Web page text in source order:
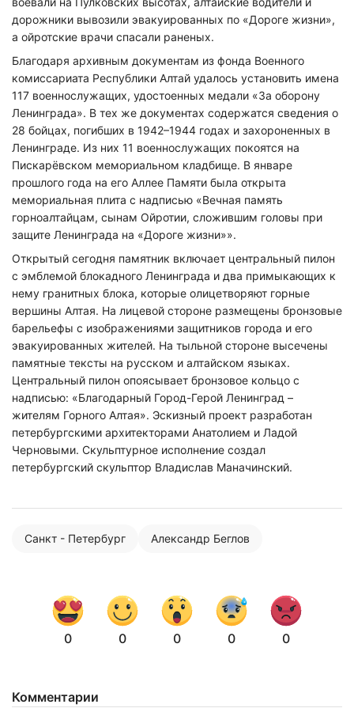
дорожники вывозили эвакуированных по «Дороге жизни»,
а ойротские врачи спасали раненых.
Благодаря архивным документам из фонда Военного
комиссариата Республики Алтай удалось установить имена
117 военнослужащих, удостоенных медали «За оборону
Ленинграда». В тех же документах содержатся сведения о
28 бойцах, погибших в 1942–1944 годах и захороненных в
Ленинграде. Из них 11 военнослужащих покоятся на
Пискарёвском мемориальном кладбище. В январе
прошлого года на его Аллее Памяти была открыта
мемориальная плита с надписью «Вечная память
горноалтайцам, сынам Ойротии, сложившим головы при
защите Ленинграда на «Дороге жизни»».
Открытый сегодня памятник включает центральный пилон
с эмблемой блокадного Ленинграда и два примыкающих к
нему гранитных блока, которые олицетворяют горные
вершины Алтая. На лицевой стороне размещены бронзовые
барельефы с изображениями защитников города и его
эвакуированных жителей. На тыльной стороне высечены
памятные тексты на русском и алтайском языках.
Центральный пилон опоясывает бронзовое кольцо с
надписью: «Благодарный Город-Герой Ленинград –
жителям Горного Алтая». Эскизный проект разработан
петербургскими архитекторами Анатолием и Ладой
Черновыми. Скульптурное исполнение создал
петербургский скульптор Владислав Маначинский.
Санкт - Петербург Александр Беглов
0 0 0 0 0
Комментарии
Нажимая на кнопку "Отправить" вы
соглашаетесь с
политикой конфиденциальности